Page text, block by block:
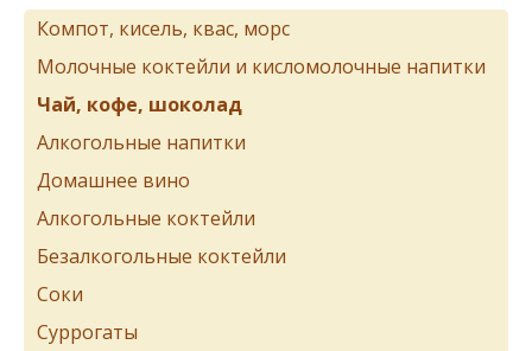
Компот, кисель, квас, морс
Молочные коктейли и кисломолочные напитки
Чай, кофе, шоколад
Алкогольные напитки
Домашнее вино
Алкогольные коктейли
Безалкогольные коктейли
Соки
Суррогаты